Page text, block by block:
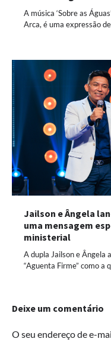
A música ‘Sobre as
Arca, é uma expressão
Jailson e Ângela
uma mensagem
ministerial
A dupla Jailson e Ângela
“Aguenta Firme” como a
Deixe um comentário
O seu endereço de e-